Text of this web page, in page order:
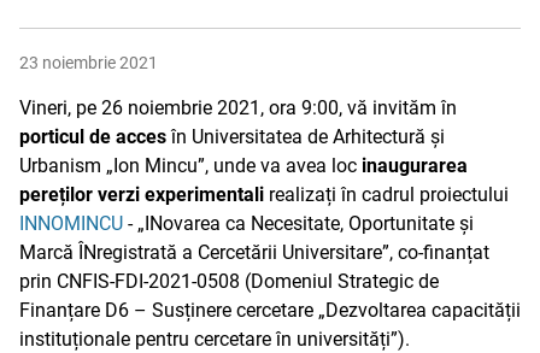
23 noiembrie 2021
Vineri, pe 26 noiembrie 2021, ora 9:00, vă invităm în
porticul de accesîn Universitatea de Arhitectură și
Urbanism „Ion Mincu”, unde va avea loc inaugurarea
pereților verzi experimentali realizați în cadrul proiectului
INNOMINCU - „INovarea ca Necesitate, Oportunitate și
Marcă ÎNregistrată a Cercetării Universitare”, co-finanțat
prin CNFIS-FDI-2021-0508 (Domeniul Strategic de
Finanțare D6 – Susținere cercetare „Dezvoltarea capacității
instituționale pentru cercetare în universități”).